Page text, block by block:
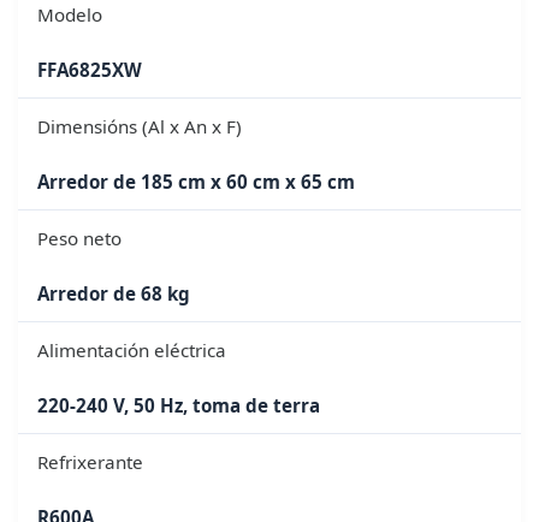
Modelo
FFA6825XW
Dimensións (Al x An x F)
Arredor de 185 cm x 60 cm x 65 cm
Peso neto
Arredor de 68 kg
Alimentación eléctrica
220-240 V, 50 Hz, toma de terra
Refrixerante
R600A